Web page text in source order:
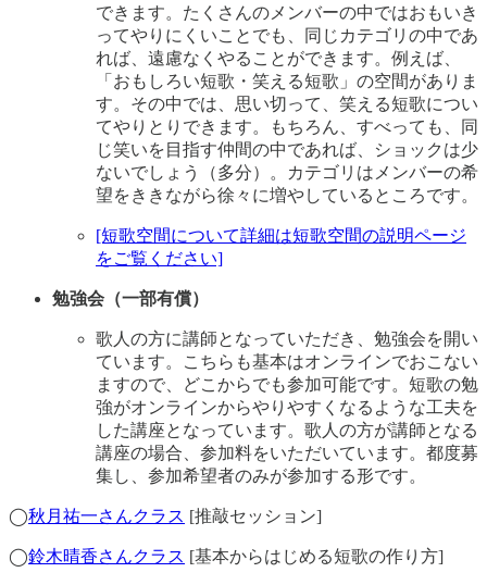
できます。たくさんのメンバーの中ではおもいき
ってやりにくいことでも、同じカテゴリの中であ
れば、遠慮なくやることができます。例えば、
「おもしろい短歌・笑える短歌」の空間がありま
す。その中では、思い切って、笑える短歌につい
てやりとりできます。もちろん、すべっても、同
じ笑いを目指す仲間の中であれば、ショックは少
ないでしょう（多分）。カテゴリはメンバーの希
望をききながら徐々に増やしているところです。
[短歌空間について詳細は短歌空間の説明ページ
をご覧ください]
勉強会（一部有償）
歌人の方に講師となっていただき、勉強会を開い
ています。こちらも基本はオンラインでおこない
ますので、どこからでも参加可能です。短歌の勉
強がオンラインからやりやすくなるような工夫を
した講座となっています。歌人の方が講師となる
講座の場合、参加料をいただいています。都度募
集し、参加希望者のみが参加する形です。
◯秋月祐一さんクラス [推敲セッション]
◯鈴木晴香さんクラス [基本からはじめる短歌の作り方]